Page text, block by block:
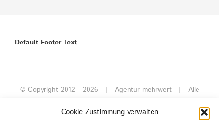
Cookie-Zustimmung verwalten
Default Footer Text
© Copyright 2012 - 2026 | Agentur mehrwert | Alle
vorbehalten | Datenschutz|Impressum